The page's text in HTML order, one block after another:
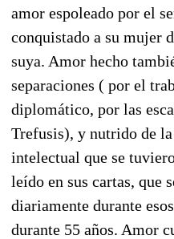
amor espoleado por el
conquistado a su mujer
suya. Amor hecho
separaciones ( por el
diplomático, por las
Trefusis), y nutrido de
intelectual que se
leído en sus cartas, que
diariamente durante
durante 55 años. Amor